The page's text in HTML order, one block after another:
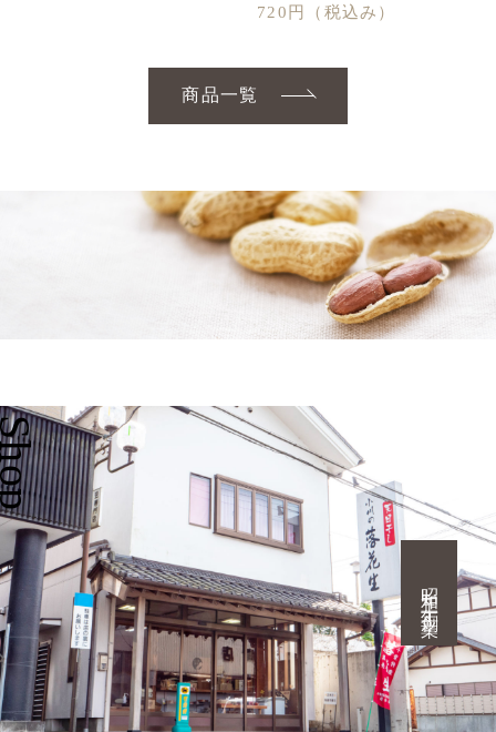
720円 （税込み）
商品一覧
昭和三十年創業